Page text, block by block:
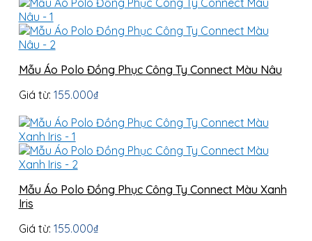
Mẫu Áo Polo Đồng Phục Công Ty Connect Màu Nâu
Giá từ: 155.000₫
Mẫu Áo Polo Đồng Phục Công Ty Connect Màu Xanh
Iris
Giá từ: 155.000₫